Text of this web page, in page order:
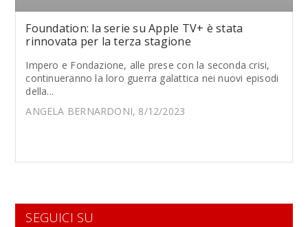
Foundation: la serie su Apple TV+ è stata
rinnovata per la terza stagione
Impero e Fondazione, alle prese con la seconda crisi,
continueranno la loro guerra galattica nei nuovi episodi
della...
ANGELA BERNARDONI, 8/12/2023
SEGUICI SU